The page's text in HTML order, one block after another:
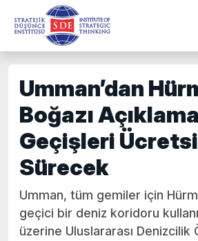
Umman’dan
Boğazı
Geçişleri
Sürecek
Umman, tüm gemiler için
geçici bir deniz koridoru
üzerine Uluslararası Denizcilik